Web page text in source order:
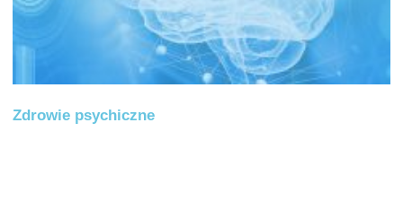
Zdrowie psychiczne